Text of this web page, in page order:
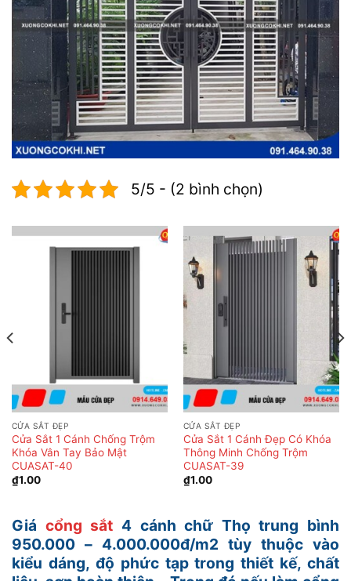
5/5 - (2 bình chọn)
CỬA SẮT ĐẸP
Cửa Sắt 1 Cánh Chống Trộm
Khóa Vân Tay Bảo Mật
CUASAT-40
₫1.00
CỬA SẮT ĐẸP
Cửa Sắt 1 Cánh Đẹp Có Khóa
Thông Minh Chống Trộm
CUASAT-39
₫1.00
Giá cổng sắt 4 cánh chữ Thọ trung bình
950.000 – 4.000.000đ/m2 tùy thuộc vào
kiểu dáng, độ phức tạp trong thiết kế, chất